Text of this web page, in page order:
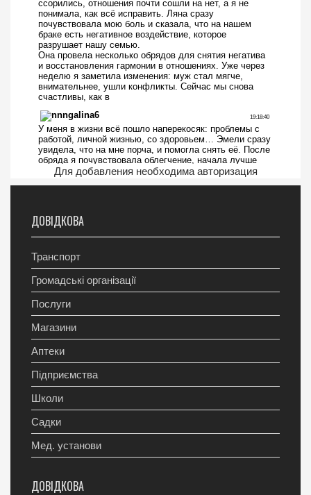
Для добавления необходима авторизация
ДОВІДКОВА
Транспорт
Громадські організації
Послуги
Магазини
Аптеки
Підприємства
Школи
Садки
Мед. установи
ДОВІДКОВА